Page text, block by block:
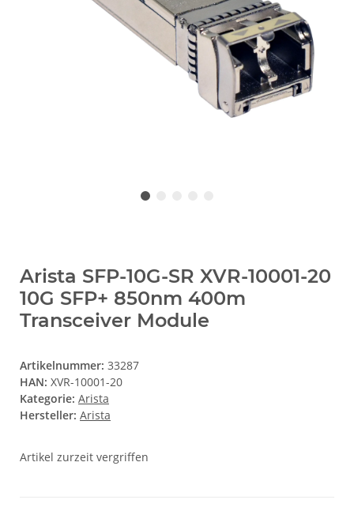
Arista SFP-10G-SR XVR-10001-20
10G SFP+ 850nm 400m
Transceiver Module
Artikelnummer: 33287
HAN: XVR-10001-20
Kategorie: Arista
Hersteller: Arista
Artikel zurzeit vergriffen